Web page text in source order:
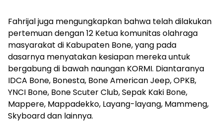
Fahrijal juga mengungkapkan bahwa telah dilakukan
pertemuan dengan 12 Ketua komunitas olahraga
masyarakat di Kabupaten Bone, yang pada
dasarnya menyatakan kesiapan mereka untuk
bergabung di bawah naungan KORMI. Diantaranya
IDCA Bone, Bonesta, Bone American Jeep, OPKB,
YNCI Bone, Bone Scuter Club, Sepak Kaki Bone,
Mappere, Mappadekko, Layang-layang, Mammeng,
Skyboard dan lainnya.